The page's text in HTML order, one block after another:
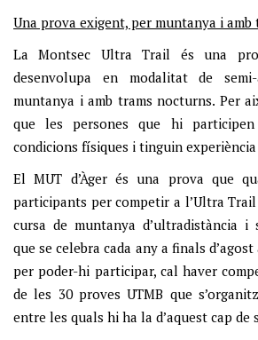
Una prova exigent, per muntanya i
La Montsec Ultra Trail és una
desenvolupa en modalitat de semi-
muntanya i amb trams nocturns. Per
que les persones que hi
condicions físiques i tinguin
El MUT d’Àger és una prova que
participants per competir a l’Ultra
cursa de muntanya d’ultradistància i
que se celebra cada any a finals
per poder-hi participar, cal haver
de les 30 proves UTMB que
entre les quals hi ha la d’aquest cap de